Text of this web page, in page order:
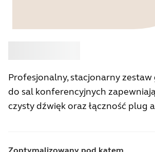
Profesjonalny, stacjonarny zestaw
do sal konferencyjnych
czysty dźwięk oraz łączność plug